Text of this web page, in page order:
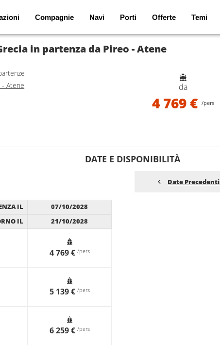
Compagnie Navi Porti Offerte Temi
in partenza da Pireo - Atene
- Atene
da
4 769 € /pers
DATE E DISPONIBILITÀ
Date Precedenti
IL
IL
07/10/2028
21/10/2028
4 769 € /pers
5 139 € /pers
6 259 € /pers